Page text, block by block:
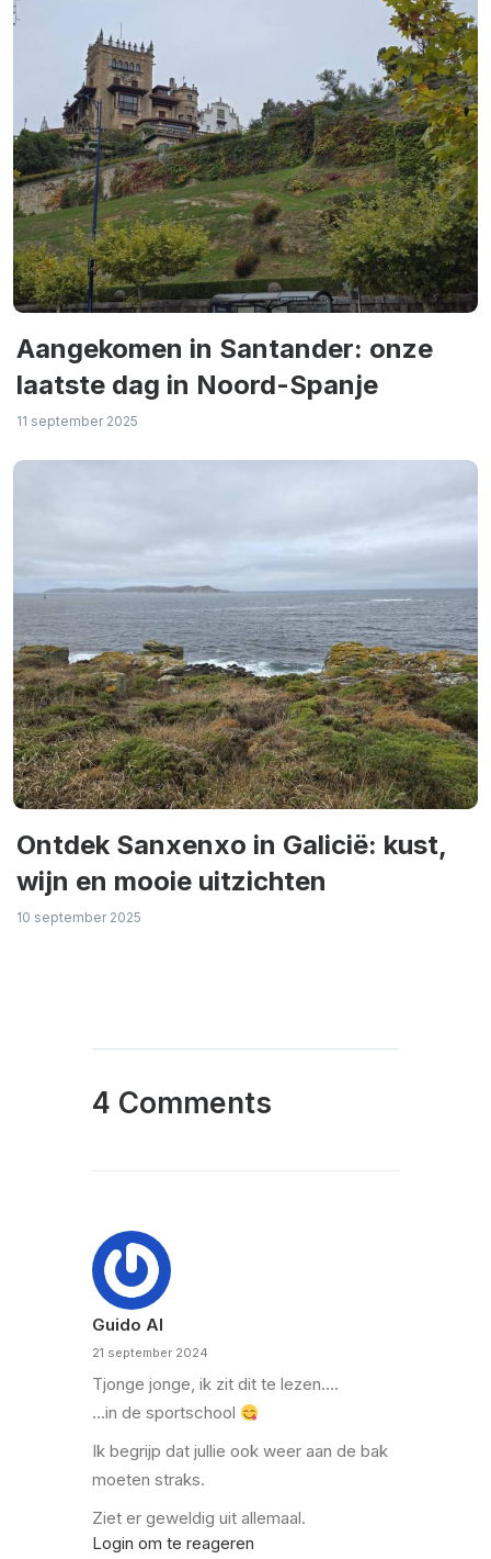
Aangekomen in Santander: onze
laatste dag in Noord-Spanje
11 september 2025
Ontdek Sanxenxo in Galicië: kust,
wijn en mooie uitzichten
10 september 2025
4 Comments
Guido Al
21 september 2024
Tjonge jonge, ik zit dit te lezen….
…in de sportschool
Ik begrijp dat jullie ook weer aan de bak
moeten straks.
Ziet er geweldig uit allemaal.
Login om te reageren